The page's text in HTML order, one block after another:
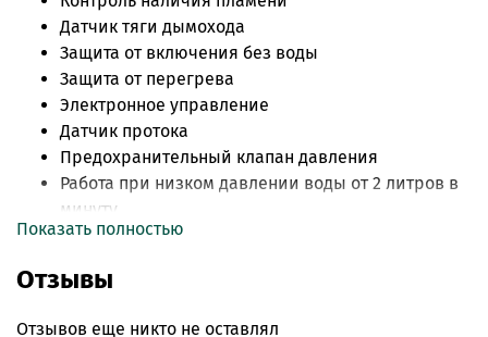
Датчик тяги дымохода
Защита от включения без воды
Защита от перегрева
Электронное управление
Датчик протока
Предохранительный клапан давления
Работа при низком давлении воды от 2 литров в
минуту
Покраска высококачественной жаропрочной
Оптимальный диаметр дымохода
Показать полностью
Отзывы
Отзывов еще никто не оставлял